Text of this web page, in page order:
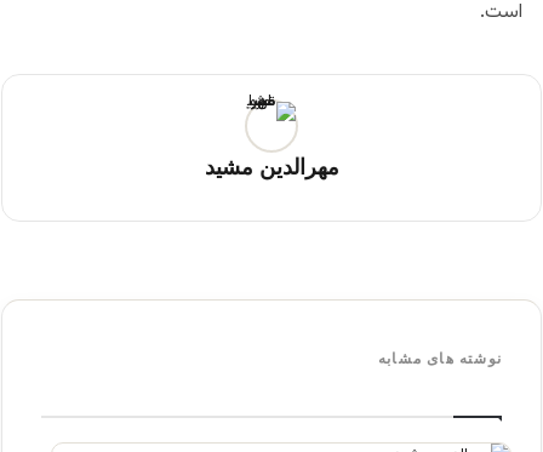
است.
مهرالدین مشید
نوشته های مشابه